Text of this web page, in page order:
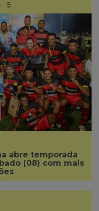
5
abre temporada
(08) com mais